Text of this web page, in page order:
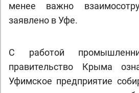
менее важно
заявлено в Уфе.
С работой
правительство Крыма
Уфимское предприятие